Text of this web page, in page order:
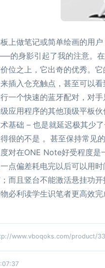
上做笔记或简单绘画的用
身影引起了我的注意。在
位之上，它出奇的优秀。
插入仓充触点，甚至可以
一个快速的蓝牙配对，对
用程序的其他顶级平板伙
基础 – 也是就延迟极其少
很的不是 。甚至保持常见
对在ONE Note好受程度
点偏差耗电完以后可以用
而且竖台不能激活悬挂功
必利读学生识笔者更高效
www.vboqoks.com/product/